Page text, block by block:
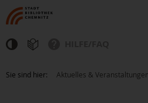
Finden Sie Informationen, Bücher, CDs &
Zeitschriften und vieles mehr...
Sie sind hier: Aktuelles & Veranstaltungen